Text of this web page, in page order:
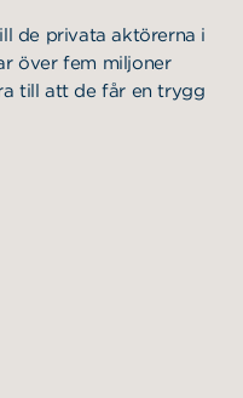
de privata aktörerna i
över fem miljoner
till att de får en trygg